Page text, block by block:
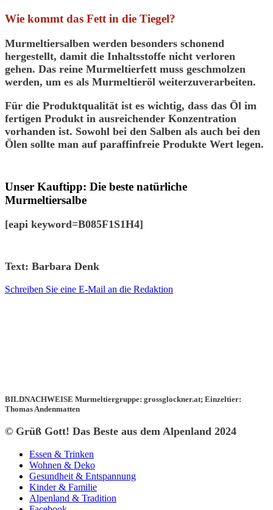
Wie kommt das Fett in die Tiegel?
Murmeltiersalben werden besonders schonend
hergestellt, damit die Inhaltsstoffe nicht verloren
gehen. Das reine Murmeltierfett muss geschmolzen
werden, um es als Murmeltieröl weiterzuverarbeiten.
Für die Produktqualität ist es wichtig, dass das Öl im
fertigen Produkt in ausreichender Konzentration
vorhanden ist. Sowohl bei den Salben als auch bei den
Ölen sollte man auf paraffinfreie Produkte Wert legen.
Unser Kauftipp: Die beste natürliche
Murmeltiersalbe
[eapi keyword=B085F1S1H4]
Text: Barbara Denk
Schreiben Sie eine E-Mail an die Redaktion
BILDNACHWEISE Murmeltiergruppe: grossglockner.at; Einzeltier:
Thomas Andenmatten
© Grüß Gott! Das Beste aus dem Alpenland 2024
Essen & Trinken
Wohnen & Deko
Gesundheit & Entspannung
Kinder & Familie
Alpenland & Tradition